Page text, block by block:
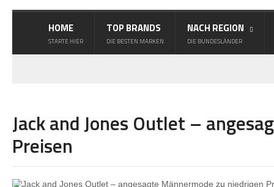
HOME
STARTE HIER
TOP BRANDS
DIE BESTEN MARKEN
NACH REGION
DIE BUNDESLÄNDER
Jack and Jones Outlet –
Preisen